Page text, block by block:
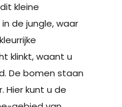
kleine
de jungle, waar
klinkt, waant u
De bomen staan
Hier kunt u de